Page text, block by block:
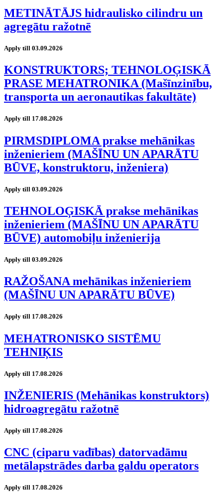
METINĀTĀJS hidraulisko cilindru un
agregātu ražotnē
Apply till 03.09.2026
KONSTRUKTORS; TEHNOLOĢISKĀ
PRASE MEHATRONIKA (Mašīnzinību,
transporta un aeronautikas fakultāte)
Apply till 17.08.2026
PIRMSDIPLOMA prakse mehānikas
inženieriem (MAŠĪNU UN APARĀTU
BŪVE, konstruktoru, inženiera)
Apply till 03.09.2026
TEHNOLOĢISKĀ prakse mehānikas
inženieriem (MAŠĪNU UN APARĀTU
BŪVE) automobiļu inženierija
Apply till 03.09.2026
RAŽOŠANA mehānikas inženieriem
(MAŠĪNU UN APARĀTU BŪVE)
Apply till 17.08.2026
MEHATRONISKO SISTĒMU
TEHNIĶIS
Apply till 17.08.2026
INŽENIERIS (Mehānikas konstruktors)
hidroagregātu ražotnē
Apply till 17.08.2026
CNC (ciparu vadības) datorvadāmu
metālapstrādes darba galdu operators
Apply till 17.08.2026